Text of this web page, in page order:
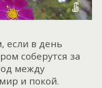
если в день
соберутся за
между
и покой.